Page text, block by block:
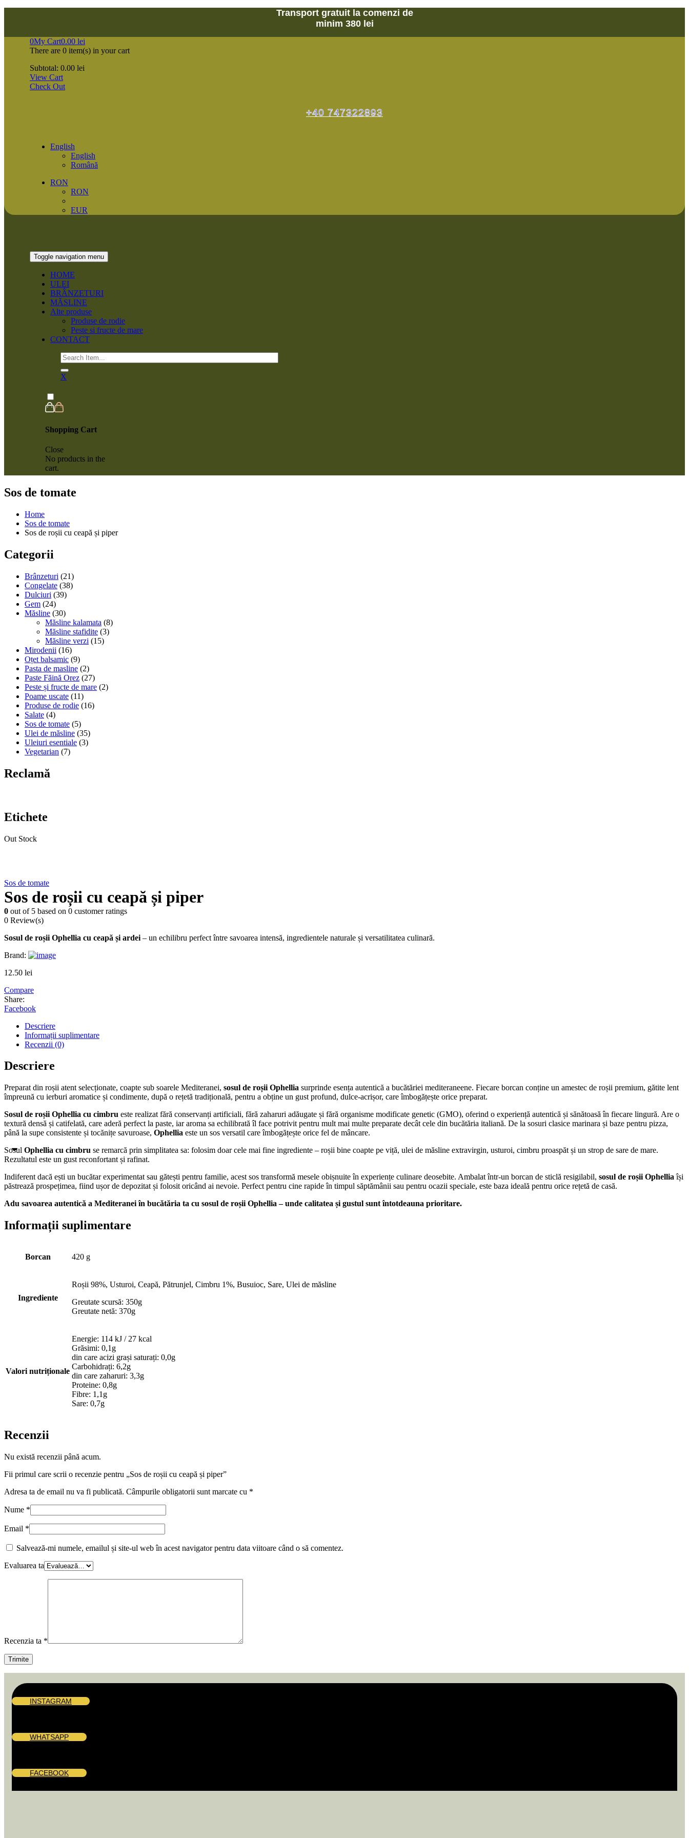
Transport gratuit la comenzi de
minim 380 lei
0My Cart0.00 lei
There are 0 item(s) in your cart
Subtotal: 0.00 lei
View Cart
Check Out
+40 747322893
English
English
Română
RON
RON
EUR
Toggle navigation menu
HOME
ULEI
BRÂNZETURI
MĂSLINE
Alte produse
Produse de rodie
Peste si fructe de mare
CONTACT
X
Shopping Cart
Close
No products in the
cart.
Sos de tomate
Home
Sos de tomate
Sos de roșii cu ceapă și piper
Categorii
Brânzeturi (21)
Congelate (38)
Dulciuri (39)
Gem (24)
Măsline (30)
Măsline kalamata (8)
Măsline stafidite (3)
Măsline verzi (15)
Mirodenii (16)
Oțet balsamic (9)
Pasta de masline (2)
Paste Făină Orez (27)
Peste și fructe de mare (2)
Poame uscate (11)
Produse de rodie (16)
Salate (4)
Sos de tomate (5)
Ulei de măsline (35)
Uleiuri esentiale (3)
Vegetarian (7)
Reclamă
Etichete
Out Stock
Sos de tomate
Sos de roșii cu ceapă și piper
0 out of 5 based on 0 customer ratings
0 Review(s)
Sosul de roșii Ophellia cu ceapă și ardei – un echilibru perfect între savoarea intensă, ingredientele naturale și versatilitatea culinară.
Brand:
12.50 lei
Compare
Share:
Facebook
Descriere
Informații suplimentare
Recenzii (0)
Descriere
Preparat din roșii atent selecționate, coapte sub soarele Mediteranei, sosul de roșii Ophellia surprinde esența autentică a bucătăriei mediteraneene. Fiecare borcan conține un amestec de roșii premium, gătite lent
împreună cu ierburi aromatice și condimente, după o rețetă tradițională, pentru a obține un gust profund, dulce-acrișor, care îmbogățește orice preparat.
Sosul de roșii Ophellia cu cimbru este realizat fără conservanți artificiali, fără zaharuri adăugate și fără organisme modificate genetic (GMO), oferind o experiență autentică și sănătoasă în fiecare lingură. Are o
textură densă și catifelată, care aderă perfect la paste, iar aroma sa echilibrată îl face potrivit pentru mult mai multe preparate decât cele din bucătăria italiană. De la sosuri clasice marinara și baze pentru pizza,
până la supe consistente și tocănițe savuroase, Ophellia este un sos versatil care îmbogățește orice fel de mâncare.
Sosul Ophellia cu cimbru se remarcă prin simplitatea sa: folosim doar cele mai fine ingrediente – roșii bine coapte pe viță, ulei de măsline extravirgin, usturoi, cimbru proaspăt și un strop de sare de mare.
Rezultatul este un gust reconfortant și rafinat.
Indiferent dacă ești un bucătar experimentat sau gătești pentru familie, acest sos transformă mesele obișnuite în experiențe culinare deosebite. Ambalat într-un borcan de sticlă resigilabil, sosul de roșii Ophellia își
păstrează prospețimea, fiind ușor de depozitat și folosit oricând ai nevoie. Perfect pentru cine rapide în timpul săptămânii sau pentru ocazii speciale, este baza ideală pentru orice rețetă de casă.
Adu savoarea autentică a Mediteranei în bucătăria ta cu sosul de roșii Ophellia – unde calitatea și gustul sunt întotdeauna prioritare.
Informații suplimentare
Borcan 420 g
Ingrediente
Roșii 98%, Usturoi, Ceapă, Pătrunjel, Cimbru 1%, Busuioc, Sare, Ulei de măsline
Greutate scursă: 350g
Greutate netă: 370g
Valori nutriționale
Energie: 114 kJ / 27 kcal
Grăsimi: 0,1g
din care acizi grași saturați: 0,0g
Carbohidrați: 6,2g
din care zaharuri: 3,3g
Proteine: 0,8g
Fibre: 1,1g
Sare: 0,7g
Recenzii
Nu există recenzii până acum.
Fii primul care scrii o recenzie pentru „Sos de roșii cu ceapă și piper”
Adresa ta de email nu va fi publicată. Câmpurile obligatorii sunt marcate cu *
Nume *
Email *
Salvează-mi numele, emailul și site-ul web în acest navigator pentru data viitoare când o să comentez.
Evaluarea ta
Recenzia ta *
INSTAGRAM
WHATSAPP
FACEBOOK